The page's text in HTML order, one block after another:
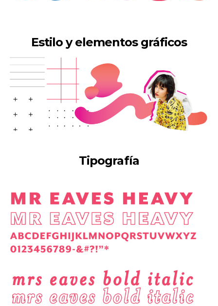
Estilo y elementos gráficos
Tipografía